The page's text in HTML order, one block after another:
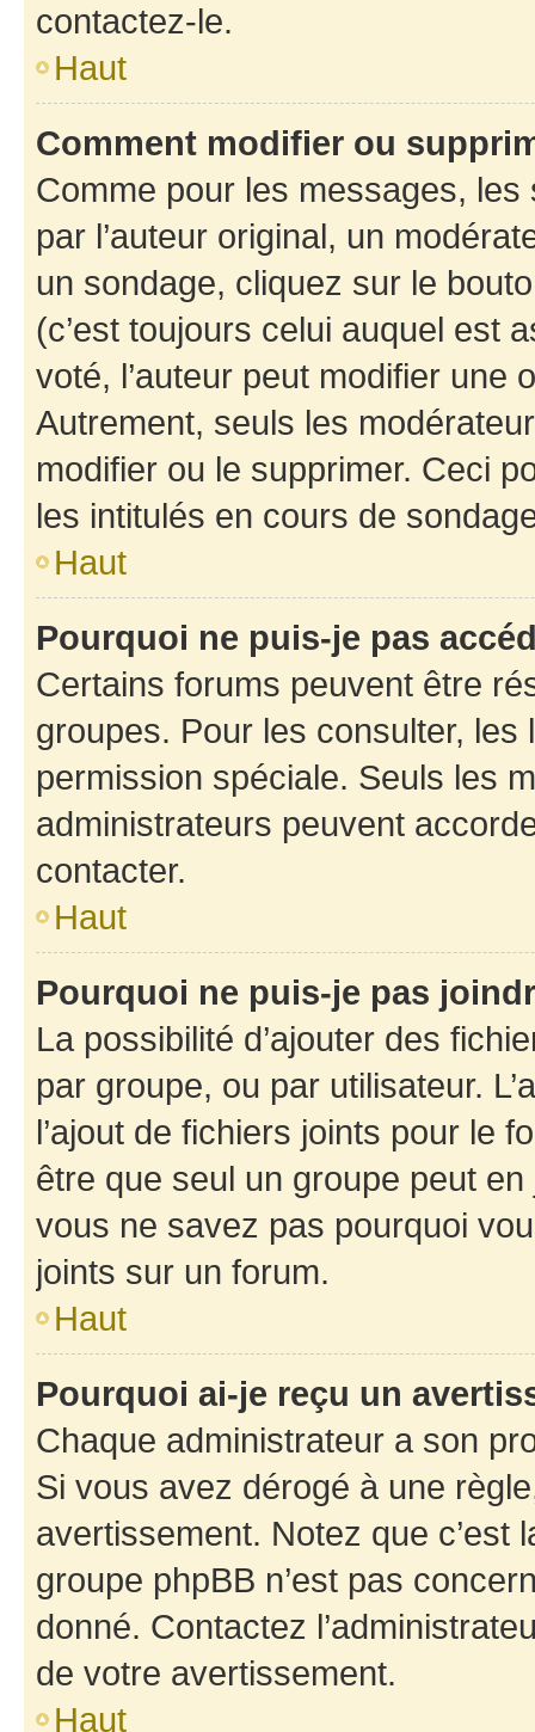
contactez-le.
Haut
Comment modifier ou
Comme pour les messages,
par l’auteur original, un
un sondage, cliquez sur le
(c’est toujours celui auquel est
voté, l’auteur peut modifier une
Autrement, seuls les
modifier ou le supprimer. Ceci
les intitulés en cours de
Haut
Pourquoi ne puis-je pas
Certains forums peuvent être
groupes. Pour les consulter,
permission spéciale. Seuls les
administrateurs peuvent
contacter.
Haut
Pourquoi ne puis-je pas
La possibilité d’ajouter des
par groupe, ou par utilisateur.
l’ajout de fichiers joints pour le
être que seul un groupe peut
vous ne savez pas pourquoi
joints sur un forum.
Haut
Pourquoi ai-je reçu un
Chaque administrateur a son
Si vous avez dérogé à une
avertissement. Notez que c’est
groupe phpBB n’est pas
donné. Contactez
de votre avertissement.
Haut